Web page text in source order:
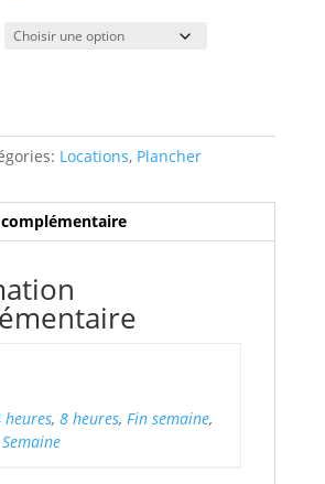
prix :
$16.00
Locations, Plancher
heures, 8 heures, Fin semaine,
Semaine